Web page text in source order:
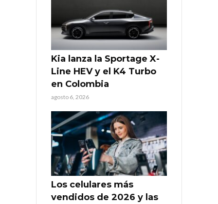
Kia lanza la Sportage X-
Line HEV y el K4 Turbo
en Colombia
agosto 6, 2026
Los celulares más
vendidos de 2026 y las